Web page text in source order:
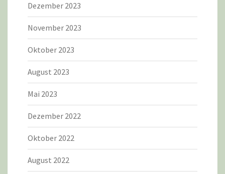
Dezember 2023
November 2023
Oktober 2023
August 2023
Mai 2023
Dezember 2022
Oktober 2022
August 2022